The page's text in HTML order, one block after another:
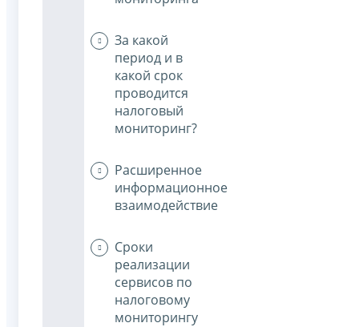
За какой
период и в
какой срок
проводится
налоговый
мониторинг?
Расширенное
информационное
взаимодействие
Сроки
реализации
сервисов по
налоговому
мониторингу